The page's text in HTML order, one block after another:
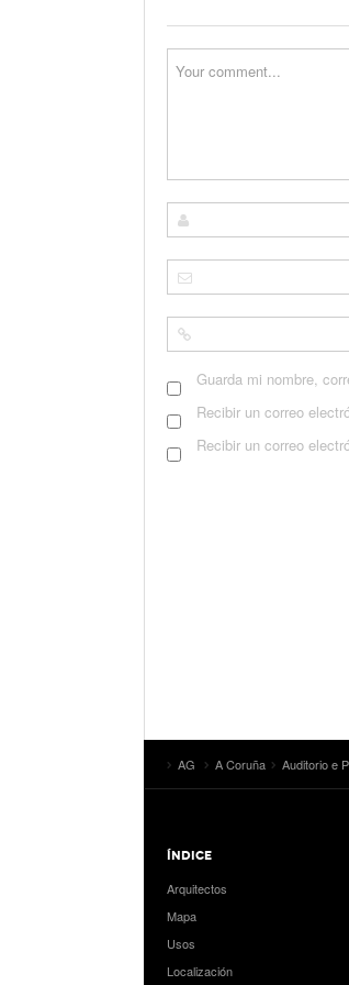
Guarda mi nombre,
Recibir un correo
Recibir un correo
AG A Coruña Auditorio e
ÍNDICE
Arquitectos
Mapa
Usos
Localización